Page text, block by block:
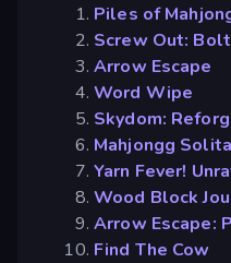
Piles of
Screw Out:
Arrow Escape
Word Wipe
Skydom:
Mahjongg
Yarn Fever!
Wood Block
Arrow Escape:
Find The Cow